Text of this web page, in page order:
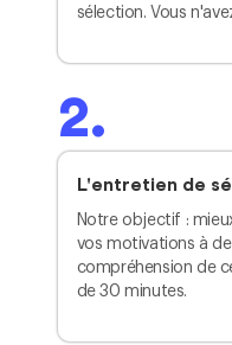
sélection. Vous
2.
L'entretien de
Notre objectif :
vos motivations à
compréhension de
de 30 minutes.